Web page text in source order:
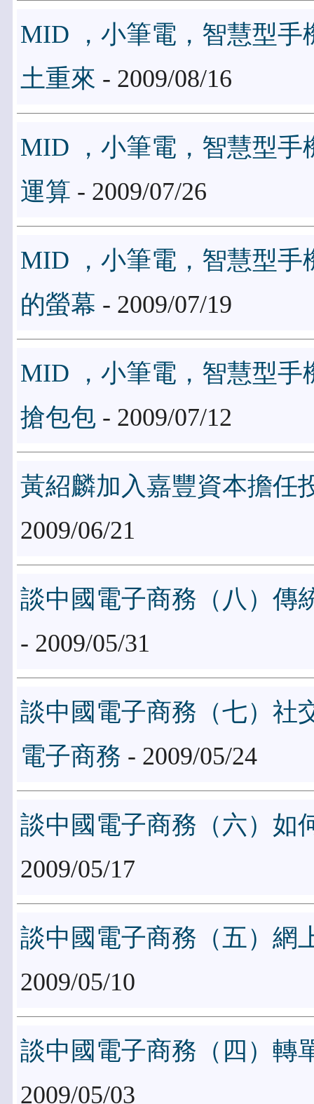
MID ，小筆電，智慧型手
土重來 - 2009/08/16
MID ，小筆電，智慧型手
運算 - 2009/07/26
MID ，小筆電，智慧型手
的螢幕 - 2009/07/19
MID ，小筆電，智慧型手
搶包包 - 2009/07/12
黃紹麟加入嘉豐資本擔任
2009/06/21
談中國電子商務（八）傳
- 2009/05/31
談中國電子商務（七）社
電子商務 - 2009/05/24
談中國電子商務（六）如
2009/05/17
談中國電子商務（五）網
2009/05/10
談中國電子商務（四）轉
2009/05/03